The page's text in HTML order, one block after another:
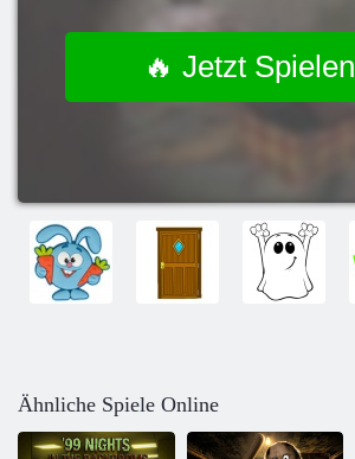
🔥 Jetzt Spielen
Ähnliche Spiele Online